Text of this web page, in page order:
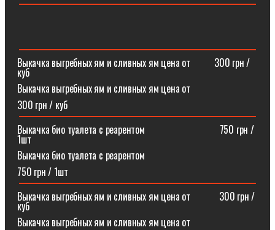
Выкачка выгребных ям и сливных ям цена от ⠀⠀⠀300 грн /
куб
Выкачка выгребных ям и сливных ям цена от
300 грн / куб
Выкачка био туалета с реарентом ⠀⠀⠀⠀⠀⠀⠀⠀⠀⠀750 грн /
1шт
Выкачка био туалета с реарентом
750 грн / 1шт
Выкачка выгребных ям и сливных ям цена от⠀⠀⠀⠀300 грн /
куб
Выкачка выгребных ям и сливных ям цена от